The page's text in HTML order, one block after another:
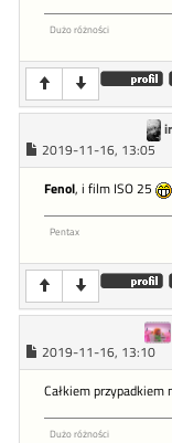
Dużo różności
2019-11-16, 13:05
Fenol, i film ISO 25
Pentax
2019-11-16, 13:10
Całkiem przypadkiem
Dużo różności